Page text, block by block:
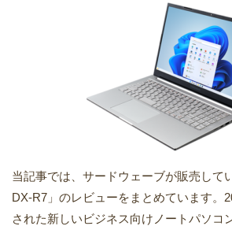
当記事では、サードウェーブが販売して
DX-R7」のレビューをまとめています。
された新しいビジネス向けノートパソコ